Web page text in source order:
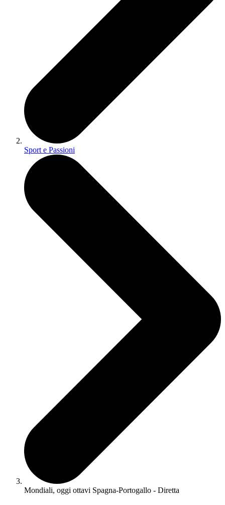
Sport e Passioni
Mondiali, oggi ottavi Spagna-Portogallo - Diretta